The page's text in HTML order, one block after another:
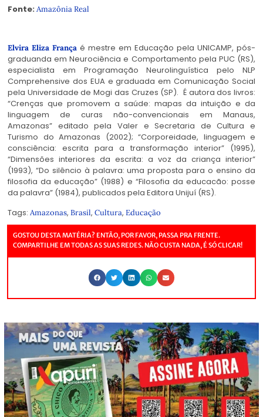
Fonte: Amazônia Real
Elvira Eliza França é mestre em Educação pela UNICAMP, pós-
graduanda em Neurociência e Comportamento pela PUC (RS),
especialista em Programação Neurolinguística pelo NLP
Comprehensive dos EUA e graduada em Comunicação Social
pela Universidade de Mogi das Cruzes (SP). É autora dos livros:
“Crenças que promovem a saúde: mapas da intuição e da
linguagem de curas não-convencionais em Manaus,
Amazonas” editado pela Valer e Secretaria de Cultura e
Turismo do Amazonas (2002); “Corporeidade, linguagem e
consciência: escrita para a transformação interior” (1995),
“Dimensões interiores da escrita: a voz da criança interior”
(1993), “Do silêncio à palavra: uma proposta para o ensino da
filosofia da educação” (1988) e “Filosofia da educacão: posse
da palavra” (1984), publicados pela Editora Unijuí (RS).
Tags: Amazonas, Brasil, Cultura, Educação
GOSTOU DESTA MATÉRIA? ENTÃO, POR FAVOR, PASSA PRA FRENTE.
COMPARTILHE EM TODAS AS SUAS REDES. NÃO CUSTA NADA, É SÓ CLICAR!